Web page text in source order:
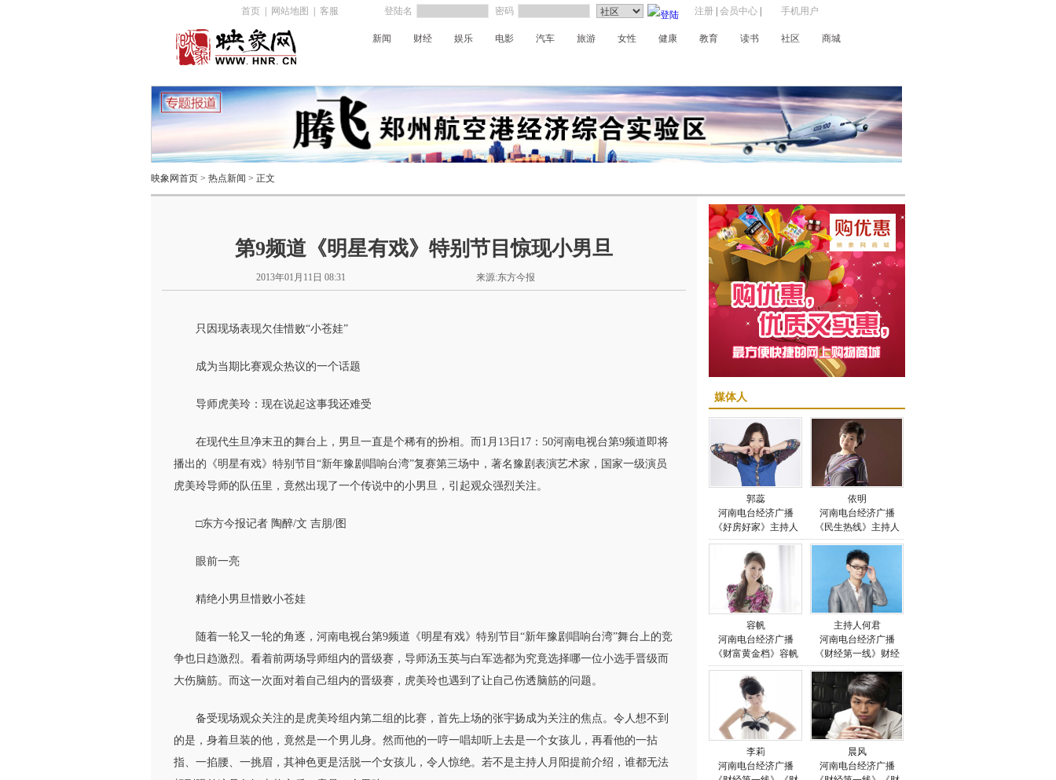
首页 网站地图 客服 登陆名 密码 注册| 会员中心| 手机用户
新闻 财经 娱乐 电影 汽车 旅游 女性 健康 教育 读书 社区 商城
映象网首页 > 热点新闻 > 正文
第9频道《明星有戏》特别节目惊现小男旦
2013年01月11日 08:31 来源:东方今报
只因现场表现欠佳惜败“小苍娃”
成为当期比赛观众热议的一个话题
导师虎美玲：现在说起这事我还难受
在现代生旦净末丑的舞台上，男旦一直是个稀有的扮相。而1月13日17：50河南电视台第9频道即将
播出的《明星有戏》特别节目“新年豫剧唱响台湾”复赛第三场中，著名豫剧表演艺术家，国家一级演员
虎美玲导师的队伍里，竟然出现了一个传说中的小男旦，引起观众强烈关注。
□东方今报记者 陶醉/文 吉朋/图
眼前一亮
精绝小男旦惜败小苍娃
随着一轮又一轮的角逐，河南电视台第9频道《明星有戏》特别节目“新年豫剧唱响台湾”舞台上的竞
争也日趋激烈。看着前两场导师组内的晋级赛，导师汤玉英与白军选都为究竟选择哪一位小选手晋级而
大伤脑筋。而这一次面对着自己组内的晋级赛，虎美玲也遇到了让自己伤透脑筋的问题。
备受现场观众关注的是虎美玲组内第二组的比赛，首先上场的张宇扬成为关注的焦点。令人想不到
的是，身着旦装的他，竟然是一个男儿身。然而他的一哼一唱却听上去是一个女孩儿，再看他的一拈
指、一掐腰、一挑眉，其神色更是活脱一个女孩儿，令人惊绝。若不是主持人月阳提前介绍，谁都无法
媒体人
郭蕊
河南电台经济广播
《好房好家》主持人
郭蕊
依明
河南电台经济广播
《民生热线》主持人
依明
容帆
河南电台经济广播
《财富黄金档》容帆
主持人何君
河南电台经济广播
《财经第一线》财经
午间道》主持人何君
李莉
河南电台经济广播
晨风
河南电台经济广播